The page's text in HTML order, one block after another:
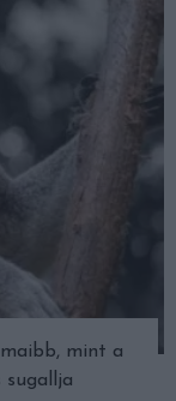
mint a
sugallja